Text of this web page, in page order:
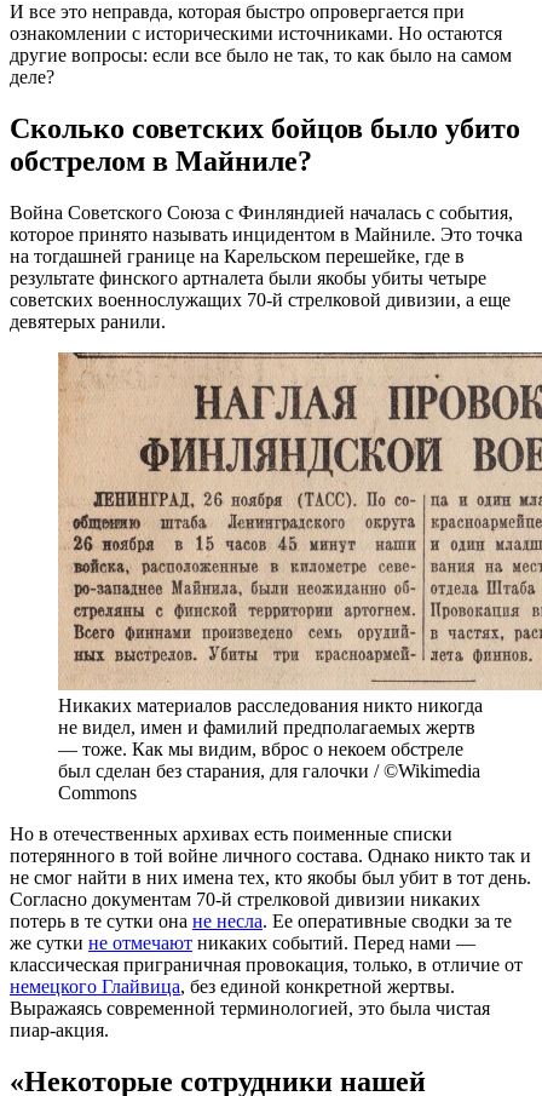
И все это неправда, которая быстро опровергается при
ознакомлении с историческими источниками. Но остаются
другие вопросы: если все было не так, то как было на самом
деле?
Сколько советских бойцов было убито
обстрелом в Майниле?
Война Советского Союза с Финляндией началась с события,
которое принято называть инцидентом в Майниле. Это точка
на тогдашней границе на Карельском перешейке, где в
результате финского артналета были якобы убиты четыре
советских военнослужащих 70-й стрелковой дивизии, а еще
девятерых ранили.
Никаких материалов расследования никто никогда
не видел, имен и фамилий предполагаемых жертв
— тоже. Как мы видим, вброс о некоем обстреле
был сделан без старания, для галочки / ©Wikimedia
Commons
Но в отечественных архивах есть поименные списки
потерянного в той войне личного состава. Однако никто так и
не смог найти в них имена тех, кто якобы был убит в тот день.
Согласно документам 70-й стрелковой дивизии никаких
потерь в те сутки она не несла. Ее оперативные сводки за те
же сутки не отмечают никаких событий. Перед нами —
классическая приграничная провокация, только, в отличие от
немецкого Глайвица, без единой конкретной жертвы.
Выражаясь современной терминологией, это была чистая
пиар-акция.
«Некоторые сотрудники нашей